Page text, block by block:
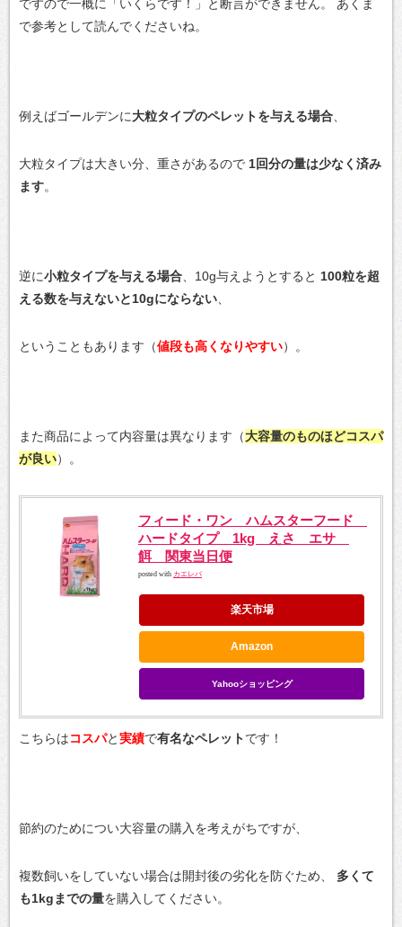
ですので一概に「いくらです！」と断言ができません。
あくま
で参考として読んでくださいね。
例えばゴールデンに大粒タイプのペレットを与える場合
大粒タイプは大きい分、重さがあるので 1回分の量は少なく済み
ます。
逆に小粒タイプを与える場合 、10g与えようとすると 100粒を超
える数を与えないと10gにならない
ということもあります（値段も高くなりやすい）。
また商品によって内容量は異なります（大容量のものほどコスパ
が良い）。
フィード・ワン ハムスターフード
ハードタイプ 1kg えさ エサ
餌 関東当日便
posted with カエレバ
楽天市場
Amazon
Yahooショッピング
こちらはコスパと実績で有名なペレットです！
節約のためについ大容量の購入を考えがちですが、
複数飼いをしていない場合は開封後の劣化を防ぐため、
多くて
も1kgまでの量を購入してください。